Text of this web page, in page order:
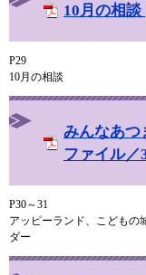
10月の相
P29
10月の相談
みんなあ
ファイル／
P30～31
アッピーランド、こどもの
ダー